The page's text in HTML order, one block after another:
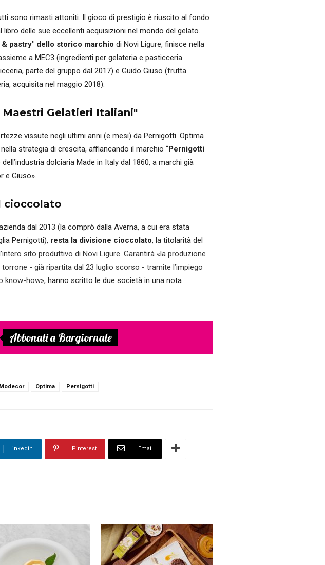
sono rimasti attoniti. Il gioco di prestigio è riuscito al fondo
delle sue eccellenti acquisizioni nel mondo del gelato.
pastry" dello storico marchio di Novi Ligure, finisce nella
a MEC3 (ingredienti per gelateria e pasticceria
parte del gruppo dal 2017) e Guido Giuso (frutta
acquisita nel maggio 2018).
Gelatieri Italiani"
vissute negli ultimi anni (e mesi) da Pernigotti. Optima
strategia di crescita, affiancando il marchio “Pernigotti
dolciaria Made in Italy dal 1860, a marchi già
e Giuso».
cioccolato
dal 2013 (la comprò dalla Averna, a cui era stata
Pernigotti), resta la divisione cioccolato, la titolarità del
sito produttivo di Novi Ligure. Garantirà «la produzione
- già ripartita dal 23 luglio scorso - tramite l’impiego
know-how», hanno scritto le due società in una nota
Abbonati a Bargiornale
Modecor Optima Pernigotti
Linkedin Pinterest Email